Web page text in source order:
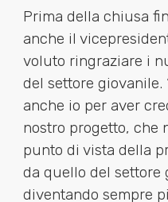
Prima della chiusa
anche il
voluto ringraziare i
del settore giovanile.
anche io per aver
nostro progetto, che
punto di vista della
da quello del settore
diventando sempre